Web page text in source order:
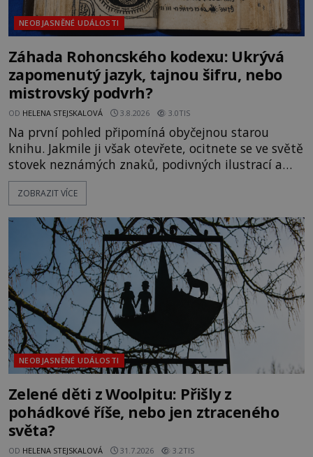
NEOBJASNĚNÉ UDÁLOSTI
Záhada Rohoncského kodexu: Ukrývá
zapomenutý jazyk, tajnou šifru, nebo
mistrovský podvrh?
OD HELENA STEJSKALOVÁ 3.8.2026 3.0TIS
Na první pohled připomíná obyčejnou starou
knihu. Jakmile ji však otevřete, ocitnete se ve světě
stovek neznámých znaků, podivných ilustrací a
textu, který už téměř dvě století vzdoruje všem
pokusům o rozluštění. Rohoncský kodex patří mezi
jistotou neví, kdo jej napsal, kdy vznikl ani co
vlastně vypráví. Rohoncský kodex se poprvé
objevuje v roce
ZOBRAZIT VÍCE
NEOBJASNĚNÉ UDÁLOSTI
Zelené děti z Woolpitu: Přišly z
pohádkové říše, nebo jen ztraceného
světa?
OD HELENA STEJSKALOVÁ 31.7.2026 3.2TIS